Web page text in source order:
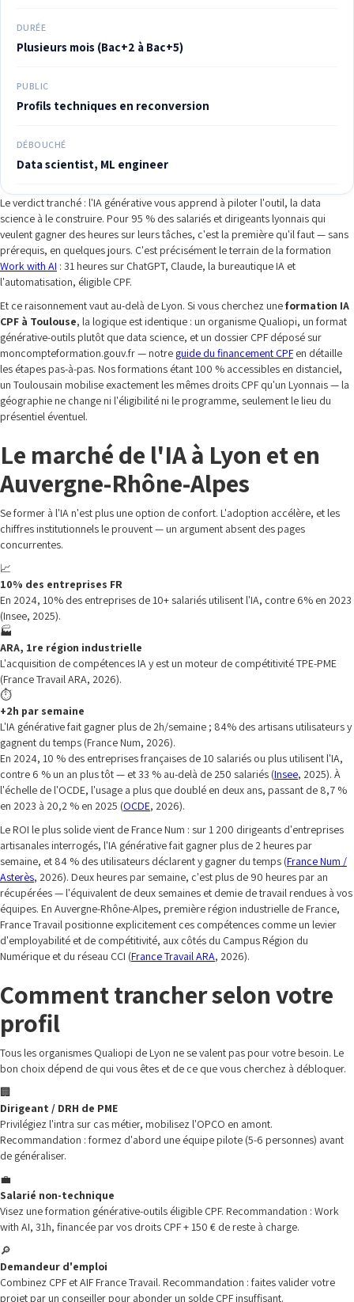
DURÉE
Plusieurs mois (Bac+2 à Bac+5)
PUBLIC
Profils techniques en reconversion
DÉBOUCHÉ
Data scientist, ML engineer
Le verdict tranché : l'IA générative vous apprend à piloter l'outil, la data
science à le construire. Pour 95 % des salariés et dirigeants lyonnais qui
veulent gagner des heures sur leurs tâches, c'est la première qu'il faut — sans
prérequis, en quelques jours. C'est précisément le terrain de la formation
Work with AI : 31 heures sur ChatGPT, Claude, la bureautique IA et
l'automatisation, éligible CPF.
Et ce raisonnement vaut au-delà de Lyon. Si vous cherchez uneformation IA
CPF à Toulouse, la logique est identique : un organisme Qualiopi, un format
générative-outils plutôt que data science, et un dossier CPF déposé sur
moncompteformation.gouv.fr — notre guide du financement CPFen détaille
les étapes pas-à-pas. Nos formations étant 100 % accessibles en distanciel,
un Toulousain mobilise exactement les mêmes droits CPF qu'un Lyonnais — la
géographie ne change ni l'éligibilité ni le programme, seulement le lieu du
présentiel éventuel.
Le marché de l'IA à Lyon et en
Auvergne-Rhône-Alpes
Se former à l'IA n'est plus une option de confort. L'adoption accélère, et les
chiffres institutionnels le prouvent — un argument absent des pages
concurrentes.
📈
10% des entreprises FR
En 2024, 10% des entreprises de 10+ salariés utilisent l'IA, contre 6% en 2023
(Insee, 2025).
🏭
ARA, 1re région industrielle
L'acquisition de compétences IA y est un moteur de compétitivité TPE-PME
(France Travail ARA, 2026).
⏱️
+2h par semaine
L'IA générative fait gagner plus de 2h/semaine ; 84% des artisans utilisateurs y
gagnent du temps (France Num, 2026).
En 2024, 10 % des entreprises françaises de 10 salariés ou plus utilisent l'IA,
contre 6 % un an plus tôt — et 33 % au-delà de 250 salariés (Insee, 2025). À
l'échelle de l'OCDE, l'usage a plus que doublé en deux ans, passant de 8,7 %
en 2023 à 20,2 % en 2025 (OCDE, 2026).
Le ROI le plus solide vient de France Num : sur 1 200 dirigeants d'entreprises
artisanales interrogés, l'IA générative fait gagner plus de 2 heures par
semaine, et 84 % des utilisateurs déclarent y gagner du temps (France Num /
Asterès, 2026). Deux heures par semaine, c'est plus de 90 heures par an
récupérées — l'équivalent de deux semaines et demie de travail rendues à vos
équipes. En Auvergne-Rhône-Alpes, première région industrielle de France,
France Travail positionne explicitement ces compétences comme un levier
d'employabilité et de compétitivité, aux côtés du Campus Région du
Numérique et du réseau CCI (France Travail ARA, 2026).
Comment trancher selon votre
profil
Tous les organismes Qualiopi de Lyon ne se valent pas pour votre besoin. Le
bon choix dépend de qui vous êtes et de ce que vous cherchez à débloquer.
🏢
Dirigeant / DRH de PME
Privilégiez l'intra sur cas métier, mobilisez l'OPCO en amont.
Recommandation : formez d'abord une équipe pilote (5-6 personnes) avant
de généraliser.
💼
Salarié non-technique
Visez une formation générative-outils éligible CPF. Recommandation : Work
with AI, 31h, financée par vos droits CPF + 150 € de reste à charge.
🔎
Demandeur d'emploi
Combinez CPF et AIF France Travail. Recommandation : faites valider votre
projet par un conseiller pour abonder un solde CPF insuffisant.